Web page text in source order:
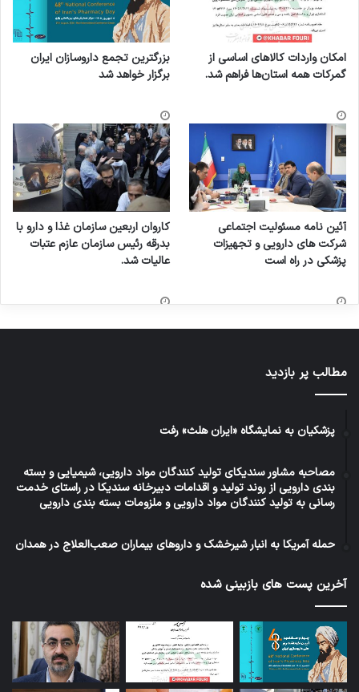
امکان واردات کالاهای اساسی از
گمرکات همه استان‌ها فراهم شد.
بزرگترین تجمع داروسازان ایران
برگزار خواهد شد
آئین نامه مسئولیت اجتماعی
شرکت های دارویی و تجهیزات
پزشکی در راه است
کاروان اربعین سازمان غذا و دارو با
بدرقه رئیس سازمان عازم عتبات
عالیات شد.
مطالب پر بازدید
پزشکیان به نمایشگاه «ایران هلث» رفت
مصاحبه مشاور سندیکای تولید کنندگان مواد دارویی، شیمیایی و بسته
بندی دارویی از روند تولید و اقدامات دبیرخانه سندیکا در راستای خدمت
رسانی به تولید کنندگان مواد دارویی و ملزومات بسته بندی دارویی
حمله آمریکا به انبار شیرخشک و داروهای بیماران صعب‌العلاج در همدان
آخرین پست های بازبینی شده